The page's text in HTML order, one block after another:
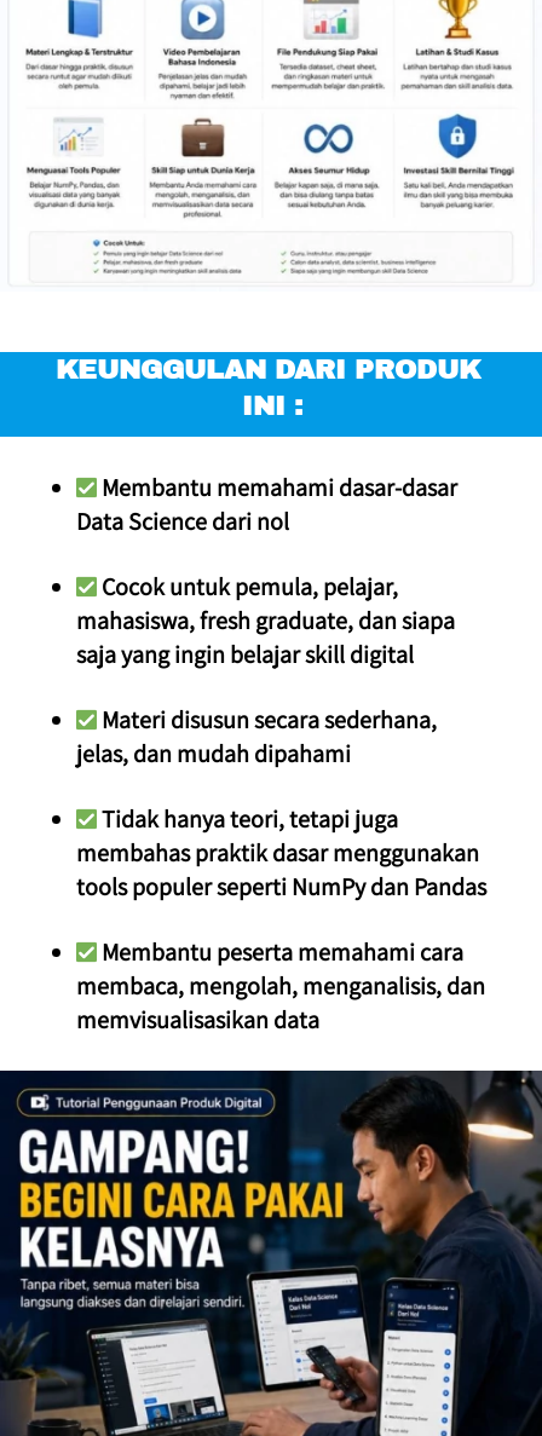
KEUNGGULAN DARI PRODUK
INI :
Membantu memahami dasar-dasar
Data Science dari nol
Cocok untuk pemula, pelajar,
mahasiswa, fresh graduate, dan siapa
saja yang ingin belajar skill digital
Materi disusun secara sederhana,
jelas, dan mudah dipahami
Tidak hanya teori, tetapi juga
membahas praktik dasar menggunakan
tools populer seperti NumPy dan Pandas
Membantu peserta memahami cara
membaca, mengolah, menganalisis, dan
memvisualisasikan data